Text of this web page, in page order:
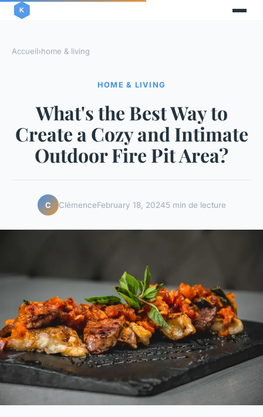
Accueil›home & living
HOME & LIVING
What's the Best Way to
Create a Cozy and Intimate
Outdoor Fire Pit Area?
C ClémenceFebruary 18, 20245 min de lecture